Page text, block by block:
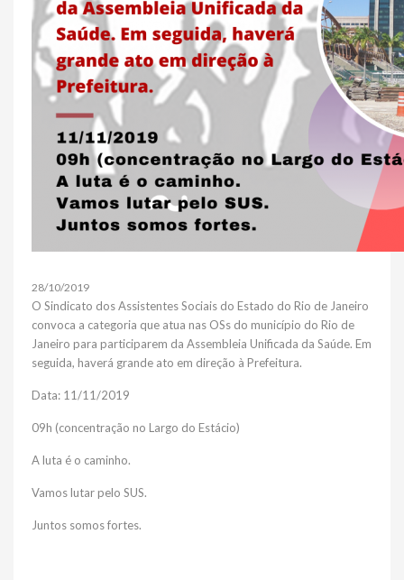
28/10/2019
O Sindicato dos Assistentes Sociais do Estado do Rio de Janeiro
convoca a categoria que atua nas OSs do município do Rio de
Janeiro para participarem da Assembleia Unificada da Saúde. Em
seguida, haverá grande ato em direção à Prefeitura.
Data: 11/11/2019
09h (concentração no Largo do Estácio)
A luta é o caminho.
Vamos lutar pelo SUS.
Juntos somos fortes.